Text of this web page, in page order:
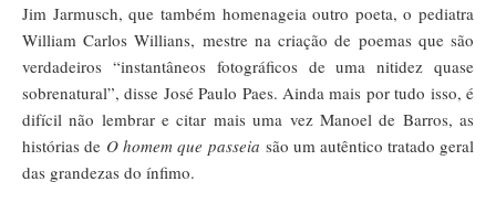
Jim Jarmusch, que também homenageia outro poeta, o pediatra
William Carlos Willians, mestre na criação de poemas que são
verdadeiros “instantâneos fotográficos de uma nitidez quase
sobrenatural”, disse José Paulo Paes. Ainda mais por tudo isso, é
difícil não lembrar e citar mais uma vez Manoel de Barros, as
histórias de O homem que passeia são um autêntico tratado geral
das grandezas do ínfimo.